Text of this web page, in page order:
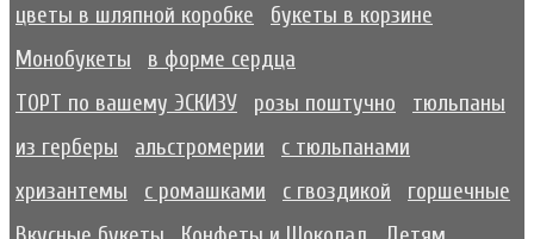
цветы в шляпной коробке
букеты в корзине
Монобукеты
в форме сердца
ТОРТ по вашему ЭСКИЗУ
розы поштучно
тюльпаны
из герберы
альстромерии
с тюльпанами
хризантемы
с ромашками с гвоздикой
горшечные